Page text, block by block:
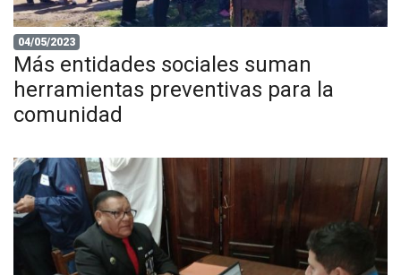
04/05/2023
Más entidades sociales suman
herramientas preventivas para la
comunidad